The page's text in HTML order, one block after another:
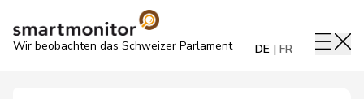
Wir beobachten das Schweizer Parlament DE FR